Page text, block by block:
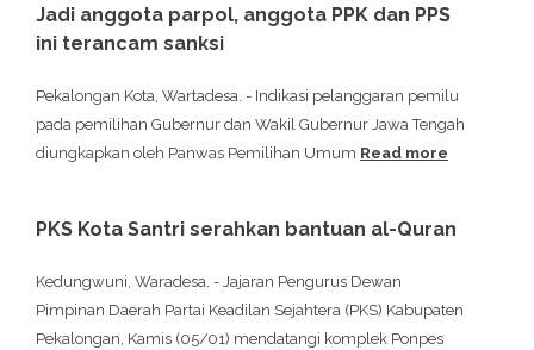
Jadi anggota parpol, anggota PPK dan PPS
ini terancam sanksi
Pekalongan Kota, Wartadesa. - Indikasi pelanggaran pemilu
pada pemilihan Gubernur dan Wakil Gubernur Jawa Tengah
diungkapkan oleh Panwas Pemilihan Umum Read more
PKS Kota Santri serahkan bantuan al-Quran
Kedungwuni, Waradesa. - Jajaran Pengurus Dewan
Pimpinan Daerah Partai Keadilan Sejahtera (PKS) Kabupaten
Pekalongan, Kamis (05/01) mendatangi komplek Ponpes